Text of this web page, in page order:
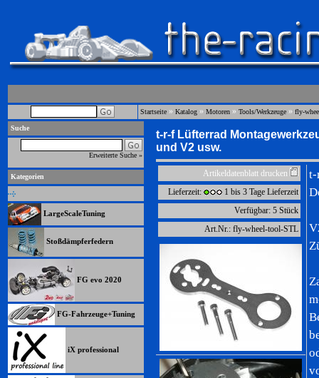
Startseite » Katalog » Motoren » Tools/Werkzeuge » fly-
Suche
Erweiterte Suche »
Kategorien
LargeScaleTuning
Stoßdämpferfedern
FG evo 2020
FG-Fahrzeuge+Tuning
iX professional
t-r-f Lüfterrad
und V2 usw.
Artikeldatenblatt drucken
Lieferzeit:
1 bis 3 Tage Lieferzeit
Verfügbar: 5 Stück
Art.Nr.: fly-wheel-tool-STL
t-